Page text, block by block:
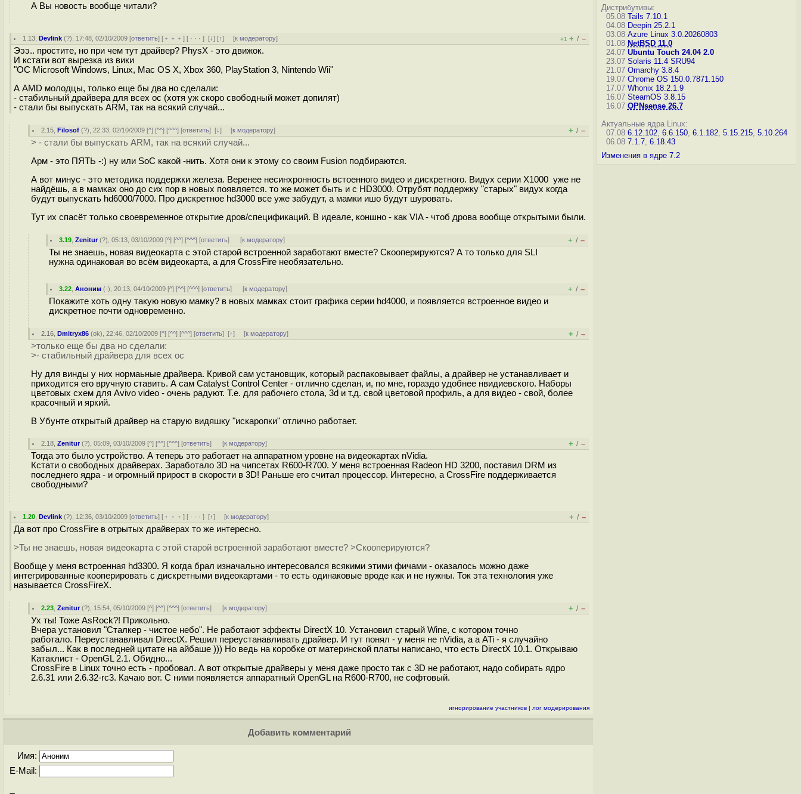
А Вы новость вообще читали?
1.13 ,Devlink (?), 17:48, 02/10/2009 [ответить] [ ﹢﹢﹢] [ · · ·][↓] [↑] [к модератору] +1 + / –
Эээ.. простите, но при чем тут драйвер? PhysX - это движок.
И кстати вот вырезка из вики
"ОС Microsoft Windows, Linux, Mac OS X, Xbox 360, PlayStation 3, Nintendo Wii"
А AMD молодцы, только еще бы два но сделали:
- стабильный драйвера для всех ос (хотя уж скоро свободный может допилят)
- стали бы выпускать ARM, так на всякий случай...
2.15 ,Filosof (?), 22:33, 02/10/2009 [^] [^^] [^^^] [ответить][↓] [к модератору] + / –
> - стали бы выпускать ARM, так на всякий случай...
Арм - это ПЯТЬ -:) ну или SoC какой -нить. Хотя они к этому со своим Fusion подбираются.
А вот минус - это методика поддержки железа. Веренее несинхронность встоенного видео и дискретного. Видух серии X1000 уже не
найдёшь, а в мамках оно до сих пор в новых появляется. то же может быть и с HD3000. Отрубят поддержку "старых" видух когда
будут выпускать hd6000/7000. Про дискретное hd3000 все уже забудут, а мамки ишо будут шуровать.
Тут их спасёт только своевременное открытие дров/спецификаций. В идеале, коншно - как VIA - чтоб дрова вообще открытыми были.
3.19 ,Zenitur(?), 05:13, 03/10/2009 [^] [^^] [^^^] [ответить] [к модератору] + / –
Ты не знаешь, новая видеокарта с этой старой встроенной заработают вместе? Скооперируются? А то только для SLI
нужна одинаковая во всём видеокарта, а для CrossFire необязательно.
3.22 ,Аноним (-), 20:13, 04/10/2009 [^] [^^] [^^^] [ответить] [к модератору] + / –
Покажите хоть одну такую новую мамку? в новых мамках стоит графика серии hd4000, и появляется встроенное видео и
дискретное почти одновременно.
2.16 ,Dmitryx86 (ok), 22:46, 02/10/2009 [^] [^^] [^^^] [ответить][↑] [к модератору] + / –
>только еще бы два но сделали:
>- стабильный драйвера для всех ос
Ну для винды у них нормаьные драйвера. Кривой сам установщик, который распаковывает файлы, а драйвер не устанавливает и
приходится его вручную ставить. А сам Catalyst Control Center - отлично сделан, и, по мне, гораздо удобнее нвидиевского. Наборы
цветовых схем для Avivo video - очень радуют. Т.е. для рабочего стола, 3d и т.д. свой цветовой профиль, а для видео - свой, более
красочный и яркий.
В Убунте открытый драйвер на старую видяшку "искаропки" отлично работает.
2.18 ,Zenitur(?), 05:09, 03/10/2009 [^] [^^] [^^^] [ответить] [к модератору] + / –
Тогда это было устройство. А теперь это работает на аппаратном уровне на видеокартах nVidia.
Кстати о свободных драйверах. Заработало 3D на чипсетах R600-R700. У меня встроенная Radeon HD 3200, поставил DRM из
последнего ядра - и огромный прирост в скорости в 3D! Раньше его считал процессор. Интересно, а CrossFire поддерживается
свободными?
1.20 ,Devlink (?), 12:36, 03/10/2009 [ответить] [ ﹢﹢﹢] [ · · ·][↑] [к модератору] + / –
Да вот про CrossFire в отрытых драйверах то же интересно.
>Ты не знаешь, новая видеокарта с этой старой встроенной заработают вместе? >Скооперируются?
Вообще у меня встроенная hd3300. Я когда брал изначально интересовался всякими этими фичами - оказалось можно даже
интегрированные кооперировать с дискретными видеокартами - то есть одинаковые вроде как и не нужны. Ток эта технология уже
называется CrossFireX.
2.23 ,Zenitur(?), 15:54, 05/10/2009 [^] [^^] [^^^] [ответить] [к модератору] + / –
Ух ты! Тоже AsRock?! Прикольно.
Вчера установил "Сталкер - чистое небо". Не работают эффекты DirectX 10. Установил старый Wine, с котором точно
работало. Переустанавливал DirectX. Решил переустанавливать драйвер. И тут понял - у меня не nVidia, а а ATi - я случайно
забыл... Как в последней цитате на айбаше ))) Но ведь на коробке от материнской платы написано, что есть DirectX 10.1. Открываю
Катаклист - OpenGL 2.1. Обидно...
CrossFire в Linux точно есть - пробовал. А вот открытые драйверы у меня даже просто так с 3D не работают, надо собирать ядро
2.6.31 или 2.6.32-rc3. Качаю вот. С ними появляется аппаратный OpenGL на R600-R700, не софтовый.
игнорирование участников | лог модерирования
Добавить комментарий
Имя:
E-Mail:
Дистрибутивы:
05.08 Tails 7.10.1
04.08 Deepin 25.2.1
03.08 Azure Linux 3.0.20260803
01.08 NetBSD 11.0
24.07 Ubuntu Touch 24.04 2.0
23.07 Solaris 11.4 SRU94
21.07 Omarchy 3.8.4
19.07 Chrome OS 150.0.7871.150
17.07 Whonix 18.2.1.9
16.07 SteamOS 3.8.15
16.07 OPNsense 26.7
Актуальные ядра Linux:
07.08 6.12.102, 6.6.150, 6.1.182, 5.15.215, 5.10.264
06.08 7.1.7, 6.18.43
Изменения в ядре 7.2